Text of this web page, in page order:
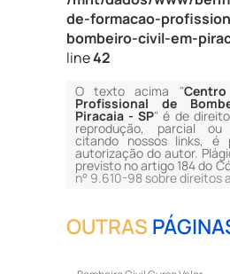
de-formacao-
bombeiro-civil-em-
line42
O texto acima "
Profissional de
Piracaia - SP" é de
reprodução, parcial
citando nossos links, é
autorização do autor.
previsto no artigo 184 do
n° 9.610-98 sobre direitos
OUTRAS